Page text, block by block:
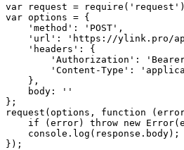
var request =
var options = {
    'method': 'POST',
'url': 'https://ylink.pro/
    'headers': {
'Authorization':
'Content-Type':
    },
    body: ''
};
request(options, function
if (error) throw new
    console.log(response.body);
});